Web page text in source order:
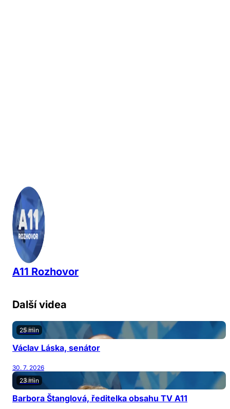
A11 Rozhovor
Další videa
25 min
Václav Láska, senátor
30. 7. 2026
23 min
Barbora Štanglová, ředitelka obsahu TV A11